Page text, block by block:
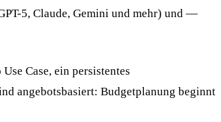
5, Claude, Gemini und mehr) und —
Case, ein persistentes
angebotsbasiert: Budgetplanung beginnt